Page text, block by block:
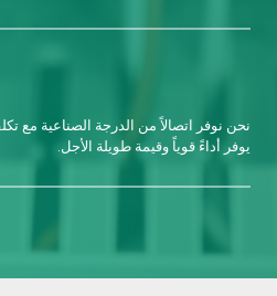
نحن نوفر اتصالاً من الدرجة الصناعية مع
يوفر أداءً قوياً وقيمة طويلة الأجل.